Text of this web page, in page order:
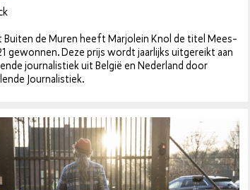
Buiten de Muren heeft Marjolein Knol de titel Mees­
gewonnen. Deze prijs wordt jaarlijks uit­ge­reikt aan
jour­na­lis­tiek uit België en Nederland door
Jour­na­lis­tiek.